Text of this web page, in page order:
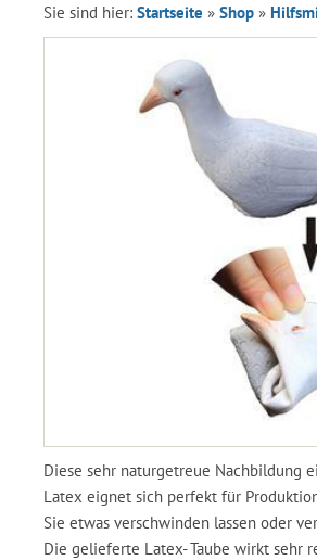
Sie sind hier: Startseite » Shop »
Diese sehr naturgetreue Nachbildung
Latex eignet sich perfekt für
Sie etwas verschwinden lassen oder
Die gelieferte Latex- Taube wirkt sehr